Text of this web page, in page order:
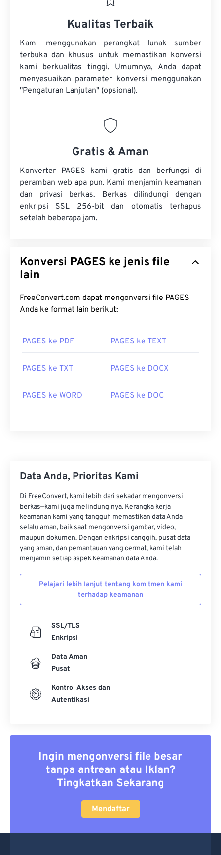
Kualitas Terbaik
Kami menggunakan perangkat lunak sumber
terbuka dan khusus untuk memastikan konversi
kami berkualitas tinggi. Umumnya, Anda dapat
menyesuaikan parameter konversi menggunakan
"Pengaturan Lanjutan" (opsional).
Gratis & Aman
Konverter PAGES kami gratis dan berfungsi di
peramban web apa pun. Kami menjamin keamanan
dan privasi berkas. Berkas dilindungi dengan
enkripsi SSL 256-bit dan otomatis terhapus
setelah beberapa jam.
Konversi PAGES ke jenis file
lain
FreeConvert.com dapat mengonversi file PAGES
Anda ke format lain berikut:
PAGES ke PDF PAGES ke TEXT
PAGES ke TXT PAGES ke DOCX
PAGES ke WORD PAGES ke DOC
Data Anda, Prioritas Kami
Di FreeConvert, kami lebih dari sekadar mengonversi
berkas—kami juga melindunginya. Kerangka kerja
keamanan kami yang tangguh memastikan data Anda
selalu aman, baik saat mengonversi gambar, video,
maupun dokumen. Dengan enkripsi canggih, pusat data
yang aman, dan pemantauan yang cermat, kami telah
menjamin setiap aspek keamanan data Anda.
Pelajari lebih lanjut tentang komitmen kami
terhadap keamanan
SSL/TLS
Enkripsi
Data Aman
Pusat
Kontrol Akses dan
Autentikasi
Ingin mengonversi file besar
tanpa antrean atau Iklan?
Tingkatkan Sekarang
Mendaftar